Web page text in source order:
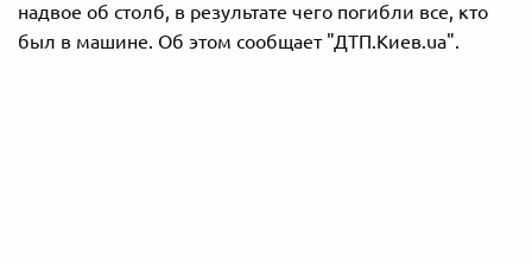
надвое об столб, в результате чего погибли все, кто
был в машине. Об этом сообщает "ДТП.Киев.ua".